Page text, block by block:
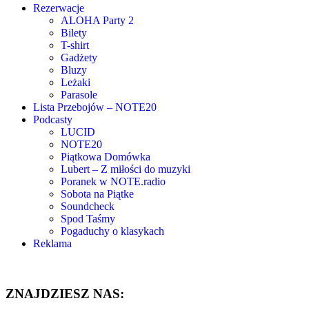
Rezerwacje
ALOHA Party 2
Bilety
T-shirt
Gadżety
Bluzy
Leżaki
Parasole
Lista Przebojów – NOTE20
Podcasty
LUCID
NOTE20
Piątkowa Domówka
Lubert – Z miłości do muzyki
Poranek w NOTE.radio
Sobota na Piątke
Soundcheck
Spod Taśmy
Pogaduchy o klasykach
Reklama
ZNAJDZIESZ NAS: